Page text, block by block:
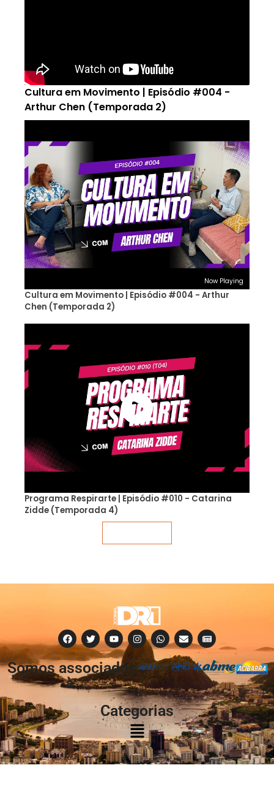
Cultura em Movimento | Episódio #004 -
Arthur Chen (Temporada 2)
Now Playing
Cultura em Movimento | Episódio #004 - Arthur
Chen (Temporada 2)
Programa Respirarte | Episódio #010 - Catarina
Zidde (Temporada 4)
Somos associados
à:
Categorias